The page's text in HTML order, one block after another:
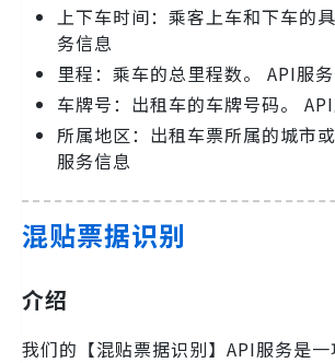
上下车时间：乘客上车和下车的
务信息
里程：乘车的总里程数。 API服
车牌号：出租车的车牌号码。
所属地区：出租车票所属的城市
服务信息
混贴票据识别
介绍
我们的【混贴票据识别】API服务是